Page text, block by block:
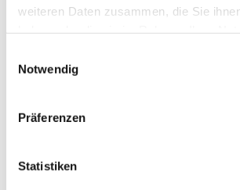
weiteren Daten zusammen, die Sie
werden auch bei der Auswahl von
Notwendig
Präferenzen
Statistiken
22. März 2016